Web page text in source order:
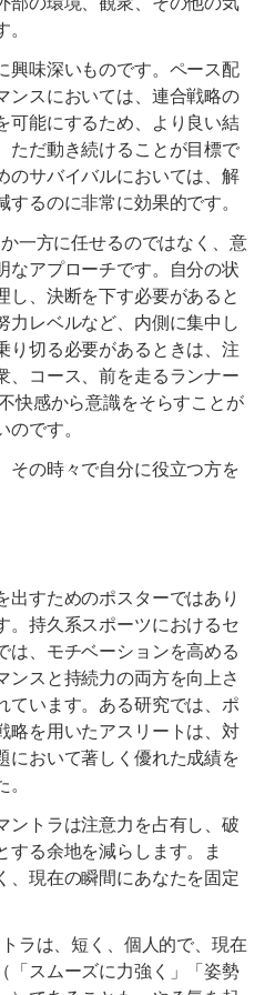
興味深いものです。ペース配
ンスにおいては、連合戦略の
可能にするため、より良い結
ただ動き続けることが目標で
のサバイバルにおいては、解
るのに非常に効果的です。
一方に任せるのではなく、意
なアプローチです。自分の状
し、決断を下す必要があると
力レベルなど、内側に集中し
り切る必要があるときは、注
、コース、前を走るランナー
快感から意識をそらすことが
です。
その時々で自分に役立つ方を
出すためのポスターではあり
。持久系スポーツにおけるセ
は、モチベーションを高める
ンスと持続力の両方を向上さ
ています。ある研究では、ポ
略を用いたアスリートは、対
において著しく優れた成績を
ントラは注意力を占有し、破
する余地を減らします。ま
、現在の瞬間にあなたを固定
ラは、短く、個人的で、現在
「スムーズに力強く」「姿勢